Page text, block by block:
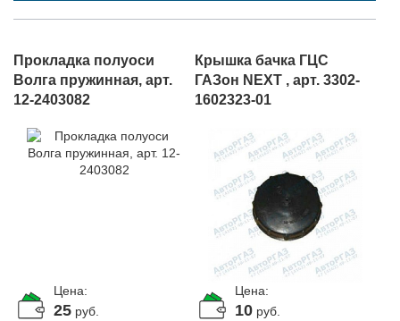
Прокладка полуоси
Волга пружинная, арт.
12-2403082
Цена:
25 руб.
Крышка бачка ГЦС
ГАЗон NEXT , арт. 3302-
1602323-01
Цена:
10 руб.